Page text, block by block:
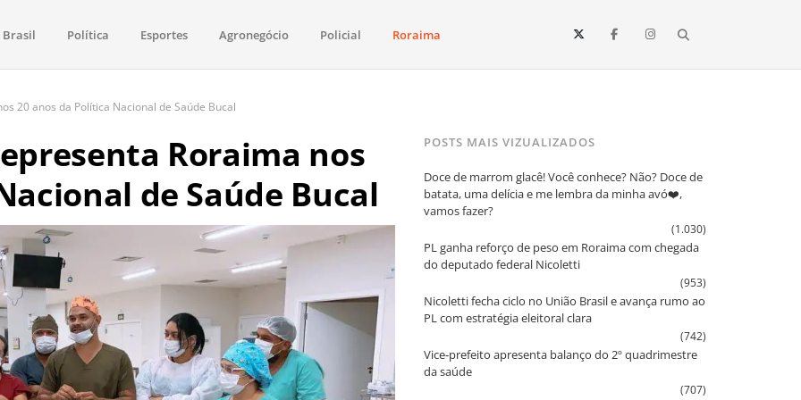
saúde, esportes, economia e os principais acontecimentos de Boa Vista e todo o estado de Roraima. Fique sempre informado
Brasil Política Esportes Agronegócio Policial Roraima
20 anos da Política Nacional de Saúde Bucal
Roraima nos
de Saúde Bucal
POSTS MAIS VIZUALIZADOS
Doce de marrom glacê! Você conhece? Não? Doce de
batata, uma delícia e me lembra da minha avó❤️,
vamos fazer?
(1.030)
PL ganha reforço de peso em Roraima com chegada
do deputado federal Nicoletti
(953)
Nicoletti fecha ciclo no União Brasil e avança rumo ao
PL com estratégia eleitoral clara
(742)
Vice‑prefeito apresenta balanço do 2º quadrimestre
da saúde
(707)